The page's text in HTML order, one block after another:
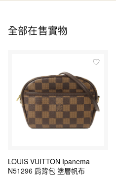
全部在售實物
LOUIS VUITTON Ipanema
N51296 肩背包 塗層帆布